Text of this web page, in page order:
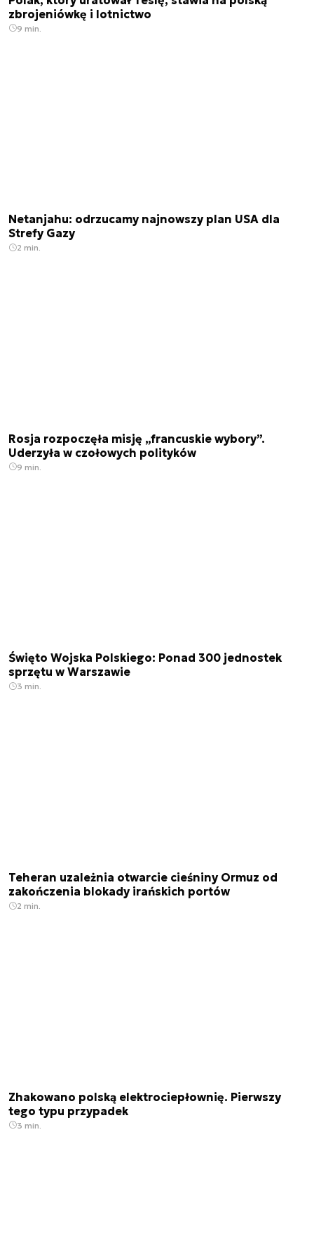
zbrojeniówkę i lotnictwo
9 min.
Netanjahu: odrzucamy najnowszy plan USA dla
Strefy Gazy
2 min.
Rosja rozpoczęła misję „francuskie wybory”.
Uderzyła w czołowych polityków
9 min.
Święto Wojska Polskiego: Ponad 300 jednostek
sprzętu w Warszawie
3 min.
Teheran uzależnia otwarcie cieśniny Ormuz od
zakończenia blokady irańskich portów
2 min.
Zhakowano polską elektrociepłownię. Pierwszy
tego typu przypadek
3 min.